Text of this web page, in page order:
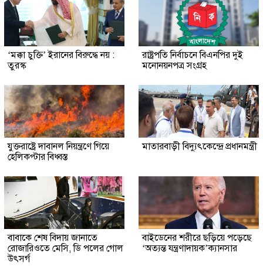
‘মক্কা চুক্তি’ ইরানের বিরুদ্ধে নয় :
তুরস্ক
রাষ্ট্রপতি নির্বাচনে বিএনপির দুই
মনোনয়নপত্র সংগ্রহ
যুক্তরাষ্ট্রে দাবানল নিয়ন্ত্রণে গিয়ে
হেলিকপ্টার বিধ্বস্ত
মাতারবাড়ী বিদ্যুৎকেন্দ্রে প্রধানমন্ত্রী
বাবাকে শেষ বিদায় জানাতে
রোজারিওতে মেসি, ডি পলের গোল
উৎসর্গ
বাইডেনের শরীরে ছড়িয়ে পড়েছে
‘অত্যন্ত যন্ত্রণাদায়ক’ক্যানসার